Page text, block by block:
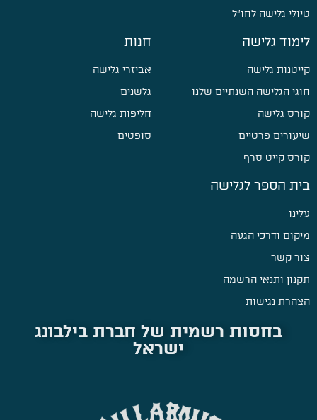
טיולי גלישה לחו״ל
לימוד גלישה
קייטנות גלישה
חוגי הגלישה השנתיים שלנו
קורס גלישה
שיעורים פרטיים
קורס קייט סרף
חנות
אביזרי גלישה
גלשנים
חליפות גלישה
סופטים
בית הספר לגלישה
עלינו
מיקום ודרכי הגעה
צור קשר
תקנון ותנאי הרשמה
הצהרת נגישות
בחסות רשמית של חברת בילבונג
ישראל